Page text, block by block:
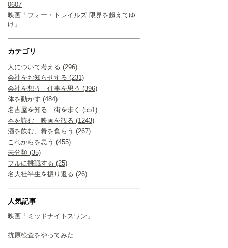
0607
映画「フォー・トレイルズ 限界を超えてゆ
け」
カテゴリ
人について考える (296)
会社をお知らせする (231)
会社を想う 仕事を思う (396)
体を動かす (484)
名古屋を知る 街を歩く (551)
本を読む 映画を観る (1243)
酒を飲む、肴を食らう (267)
これからを思う (455)
未分類 (35)
フルに挑戦する (25)
名大社半生を振り返る (26)
人気記事
映画「ミッドナイトスワン」
抗原検査をやってみた